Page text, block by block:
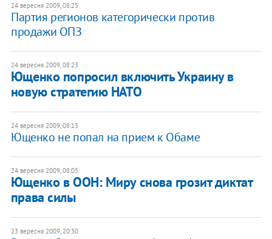
24 вересня 2009, 08:25
Партия регионов категорически против
продажи ОПЗ
24 вересня 2009, 08:23
Ющенко попросил включить Украину в
новую стратегию НАТО
24 вересня 2009, 08:13
Ющенко не попал на прием к Обаме
24 вересня 2009, 08:05
Ющенко в ООН: Миру снова грозит диктат
права силы
23 вересня 2009, 20:30